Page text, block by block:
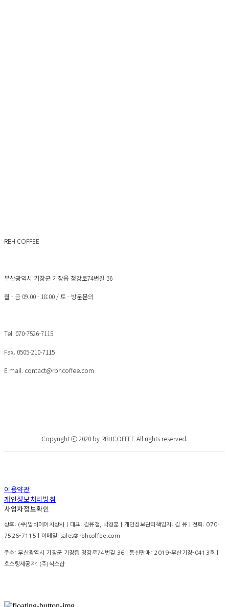
RBH COFFEE
부산광역시 기장군 기장읍 청강로74번길 36
월 - 금 09:00 - 18:00 / 토 - 방문문의
Tel. 070-7526-7115
Fax. 0505-210-7115
E mail. contact@rbhcoffee.com
Copyright ⓒ 2020 by RBHCOFFEE All rights reserved.
이용약관
개인정보처리방침
사업자정보확인
상호: (주)알비에이치상사 | 대표: 김유철, 박경훈 | 개인정보관리책임자: 김 유 | 전화: 070-
7526-7115 | 이메일: sales@rbhcoffee.com
주소: 부산광역시 기장군 기장읍 청강로74번길 36 | 통신판매: 2019-부산기장-0413호
호스팅제공자: (주)식스샵